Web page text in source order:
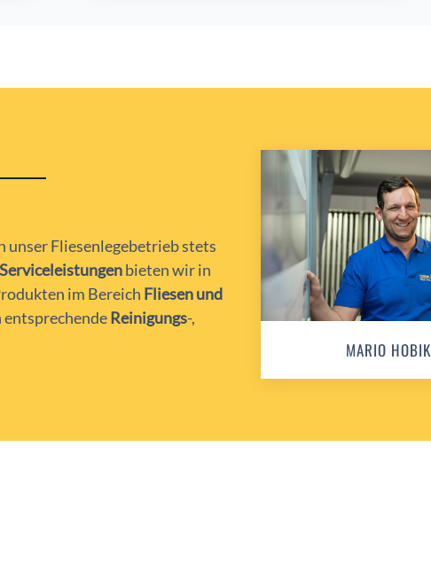
unser Fliesenlegebetrieb stets
Serviceleistungenbieten wir in
im Bereich Fliesen und
Reinigungs-,
MARIO HOBIK